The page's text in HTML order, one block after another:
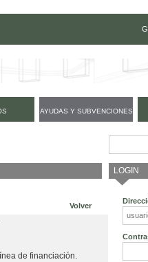
AYUDAS Y SUBVENCIONES
Volver
de financiación.
LOGIN